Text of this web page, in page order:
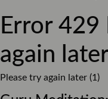
Lees meer over bezorgen,
Error 429
again
Please try again later (1)